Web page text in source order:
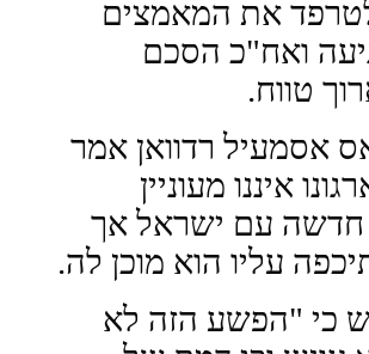
את המאמצים
ואח"כ הסכם
טווח.
אסמעיל רדוואן אמר
איננו מעוניין
עם ישראל אך
עליו הוא מוכן לה.
כי "הפשע הזה לא